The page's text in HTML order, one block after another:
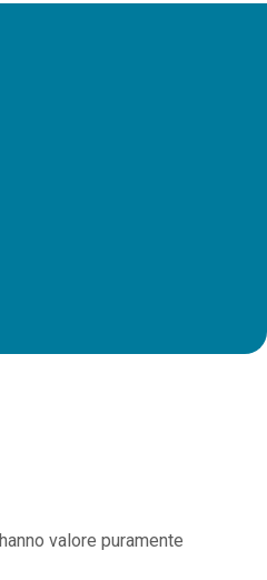
valore puramente